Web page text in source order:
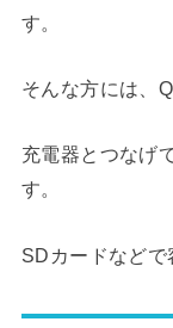
す。
そんな方には、
充電器とつなげ
す。
SDカードなどで